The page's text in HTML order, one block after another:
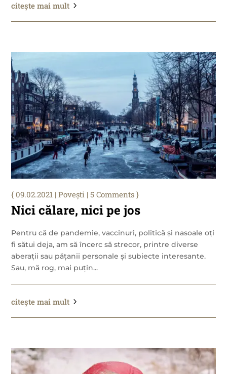
citește mai mult
Nici călare, nici pe jos
09.02.2021 |Povești | 5 Comments
Pentru că de pandemie, vaccinuri, politică și nasoale oți
fi sătui deja, am să încerc să strecor, printre diverse
aberații sau pățanii personale și subiecte interesante.
Sau, mă rog, mai puțin...
citește mai mult